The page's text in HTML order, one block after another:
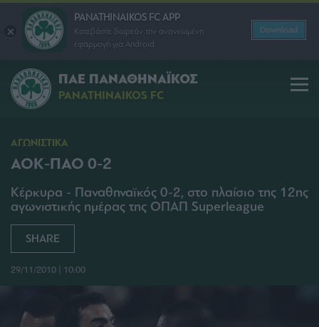
PANATHINAIKOS FC APP
Κατεβάστε δωρεάν την ανανεωμένη
εφαρμογή για Android
Download
ΠΑΕ ΠΑΝΑΘΗΝΑΪΚΟΣ
PANATHINAIKOS FC
ΑΓΩΝΙΣΤΙΚΑ
ΑΟΚ-ΠΑΟ 0-2
Κέρκυρα - Παναθηναϊκός 0-2, στο πλαίσιο της 12ης
αγωνιστικής ημέρας της ΟΠΑΠ Superleague
SHARE
29/11/2010 | 10:00